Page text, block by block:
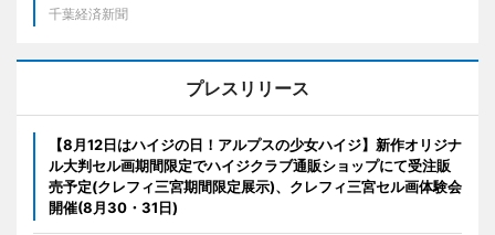
千葉経済新聞
プレスリリース
【8月12日はハイジの日！アルプスの少女ハイジ】新作オリジナ
ル大判セル画期間限定でハイジクラブ通販ショップにて受注販
売予定(クレフィ三宮期間限定展示)、クレフィ三宮セル画体験会
開催(8月30・31日)